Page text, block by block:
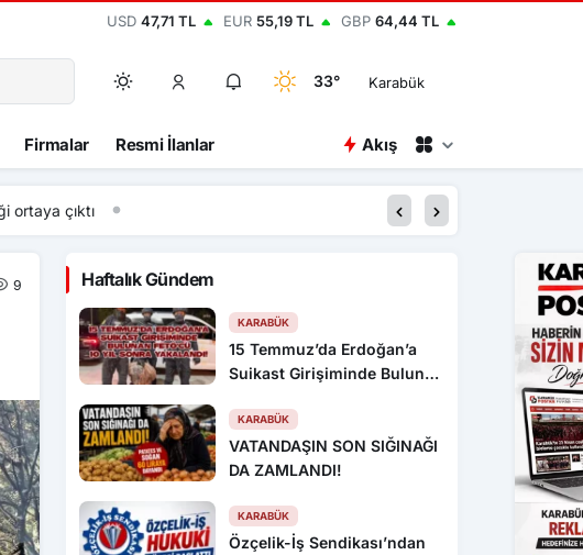
USD 47,71 TL EUR 55,19 TL GBP 64,44 TL
33° Karabük
Firmalar Resmi İlanlar Akış
16:22 Otomobil boş
9 Haftalık Gündem
KARABÜK
15 Temmuz’da Erdoğan’a
Suikast Girişiminde Bulunan
Yakalandı!
KARABÜK
VATANDAŞIN SON SIĞINAĞI
DA ZAMLANDI!
KARABÜK
Özçelik-İş Sendikası’ndan